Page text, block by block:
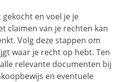
en voel je je
claimen van je rechten kan
Volg deze stappen om
waar je recht op hebt. Ten
relevante documenten bij
en eventuele